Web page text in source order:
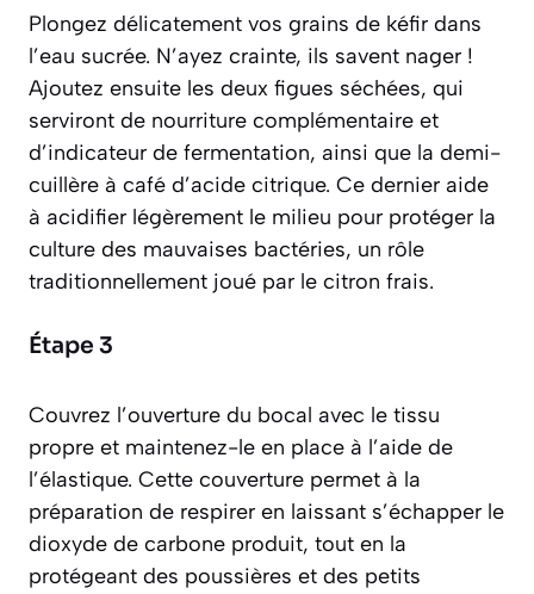
Plongez délicatement vos grains de kéfir dans
l’eau sucrée. N’ayez crainte, ils savent nager !
Ajoutez ensuite les deux figues séchées, qui
serviront de nourriture complémentaire et
d’indicateur de fermentation, ainsi que la demi-
cuillère à café d’acide citrique. Ce dernier aide
à acidifier légèrement le milieu pour protéger la
culture des mauvaises bactéries, un rôle
traditionnellement joué par le citron frais.
Étape 3
Couvrez l’ouverture du bocal avec le tissu
propre et maintenez-le en place à l’aide de
l’élastique. Cette couverture permet à la
préparation de respirer en laissant s’échapper le
dioxyde de carbone produit, tout en la
protégeant des poussières et des petits